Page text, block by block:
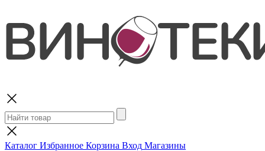
Каталог Избранное Корзина Вход Магазины